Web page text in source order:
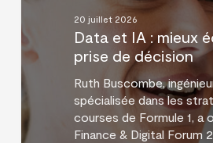
prise
de
décision
20 juillet 2026
Data et IA : mieux
prise de décision
Ruth Buscombe,
spécialisée dans les
courses de Formule 1, a
Finance & Digital Forum